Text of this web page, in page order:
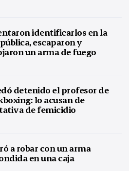
identificarlos en la
escaparon y
un arma de fuego
detenido el profesor de
lo acusan de
de femicidio
a robar con un arma
en una caja